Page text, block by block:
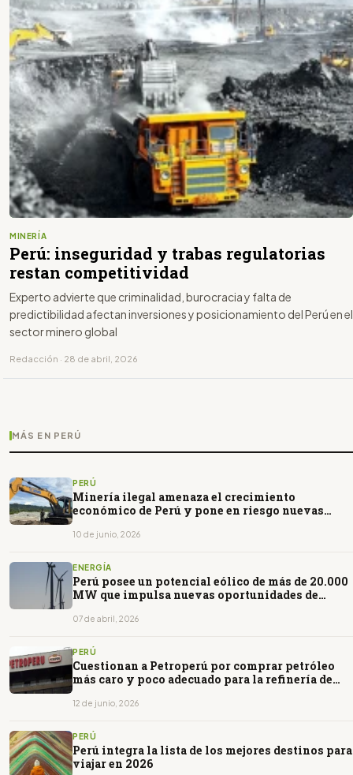
MINERÍA
Perú: inseguridad y trabas regulatorias
restan competitividad
Experto advierte que criminalidad, burocracia y falta de
predictibilidad afectan inversiones y posicionamiento del Perú en el
sector minero global
Redacción · 28 de abril, 2026
MÁS EN PERÚ
PERÚ
Minería ilegal amenaza el crecimiento
económico de Perú y pone en riesgo nuevas
10 de junio, 2026
ENERGÍA
Perú posee un potencial eólico de más de 20.000
MW que impulsa nuevas oportunidades de
07 de abril, 2026
PERÚ
Cuestionan a Petroperú por comprar petróleo
más caro y poco adecuado para la refinería de
12 de junio, 2026
PERÚ
Perú integra la lista de los mejores destinos para
viajar en 2026